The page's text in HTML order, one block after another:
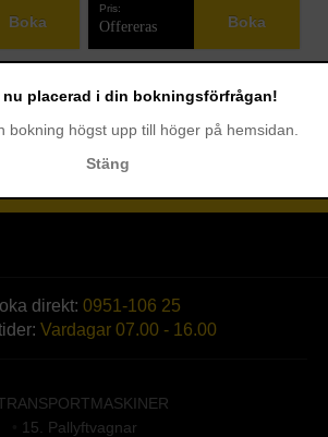
nu placerad i din bokningsförfrågan!
bokning högst upp till höger på hemsidan.
Stäng
Boka
Pris:
Offereras Boka
direkt: 0951-106 25
Vardagar 07.00 - 16.00
15. Pallyftvagnar